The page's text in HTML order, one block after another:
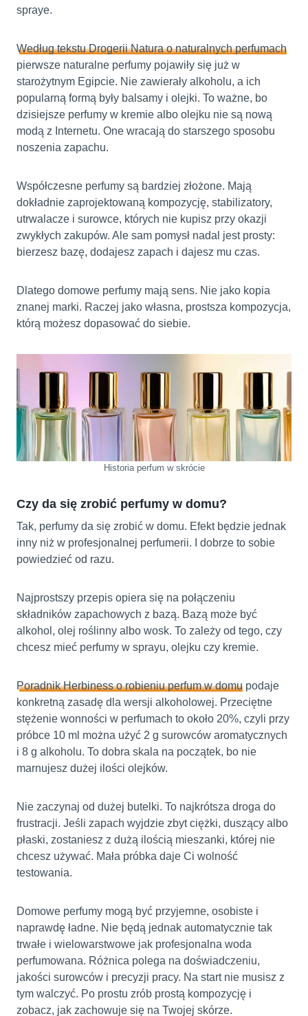
spraye.
Według tekstu Drogerii Natura o naturalnych perfumach
pierwsze naturalne perfumy pojawiły się już w
starożytnym Egipcie. Nie zawierały alkoholu, a ich
popularną formą były balsamy i olejki. To ważne, bo
dzisiejsze perfumy w kremie albo olejku nie są nową
modą z Internetu. One wracają do starszego sposobu
noszenia zapachu.
Współczesne perfumy są bardziej złożone. Mają
dokładnie zaprojektowaną kompozycję, stabilizatory,
utrwalacze i surowce, których nie kupisz przy okazji
zwykłych zakupów. Ale sam pomysł nadal jest prosty:
bierzesz bazę, dodajesz zapach i dajesz mu czas.
Dlatego domowe perfumy mają sens. Nie jako kopia
znanej marki. Raczej jako własna, prostsza kompozycja,
którą możesz dopasować do siebie.
Historia perfum w skrócie
Czy da się zrobić perfumy w domu?
Tak, perfumy da się zrobić w domu. Efekt będzie jednak
inny niż w profesjonalnej perfumerii. I dobrze to sobie
powiedzieć od razu.
Najprostszy przepis opiera się na połączeniu
składników zapachowych z bazą. Bazą może być
alkohol, olej roślinny albo wosk. To zależy od tego, czy
chcesz mieć perfumy w sprayu, olejku czy kremie.
Poradnik Herbiness o robieniu perfum w domu podaje
konkretną zasadę dla wersji alkoholowej. Przeciętne
stężenie wonności w perfumach to około 20%, czyli przy
próbce 10 ml można użyć 2 g surowców aromatycznych
i 8 g alkoholu. To dobra skala na początek, bo nie
marnujesz dużej ilości olejków.
Nie zaczynaj od dużej butelki. To najkrótsza droga do
frustracji. Jeśli zapach wyjdzie zbyt ciężki, duszący albo
płaski, zostaniesz z dużą ilością mieszanki, której nie
chcesz używać. Mała próbka daje Ci wolność
testowania.
Domowe perfumy mogą być przyjemne, osobiste i
naprawdę ładne. Nie będą jednak automatycznie tak
trwałe i wielowarstwowe jak profesjonalna woda
perfumowana. Różnica polega na doświadczeniu,
jakości surowców i precyzji pracy. Na start nie musisz z
tym walczyć. Po prostu zrób prostą kompozycję i
zobacz, jak zachowuje się na Twojej skórze.